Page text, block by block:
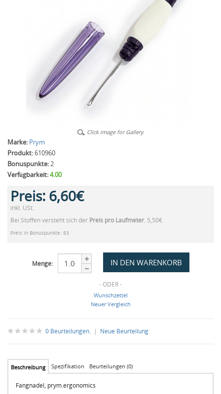
Click image for Gallery
Marke: Prym
Produkt:610960
Bonuspunkte:2
Verfügbarkeit:4.00
Preis: 6,60€
inkl. USt.
Bei Stoffen versteht sich der Preis pro Laufmeter. 5,50€
Preis in Bonuspunkte: 83
Menge:
- ODER -
Wunschzettel
Neuer Vergleich
0 Beurteilungen. | Neue Beurteilung
Beschreibung Spezifikation Beurteilungen (0)
Fangnadel, prym.ergonomics